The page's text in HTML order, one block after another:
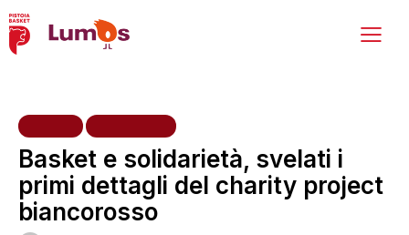
Basket e solidarietà, svelati i
primi dettagli del charity project
biancorosso